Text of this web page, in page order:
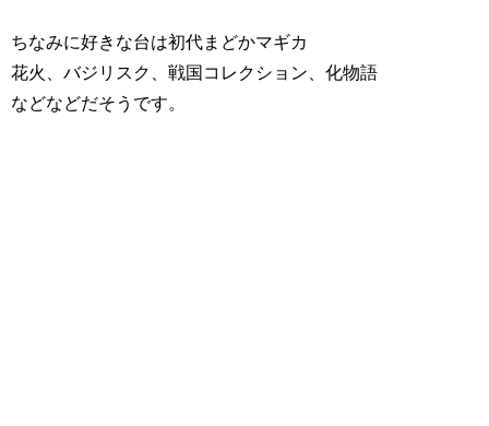
ちなみに好きな台は初代まどかマギカ
花火、バジリスク、戦国コレクション、化物語
などなどだそうです。